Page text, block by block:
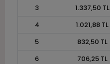
3
1.337,50 TL
4
1.021,88 TL
5
832,50 TL
6
706,25 TL